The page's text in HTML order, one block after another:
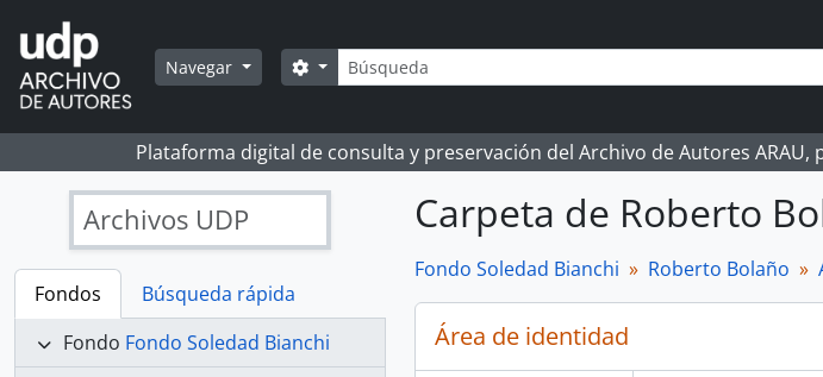
Skip to main content
Navegar Búsqueda
Search options
Plataforma digital de consulta y preservación del Archivo de Autores ARAU,
Archivos UDP
Fondos
Búsqueda rápida
Fondo Fondo Soledad Bianchi
Carpeta de Roberto
Fondo Soledad Bianchi Roberto Bolaño
Área de identidad